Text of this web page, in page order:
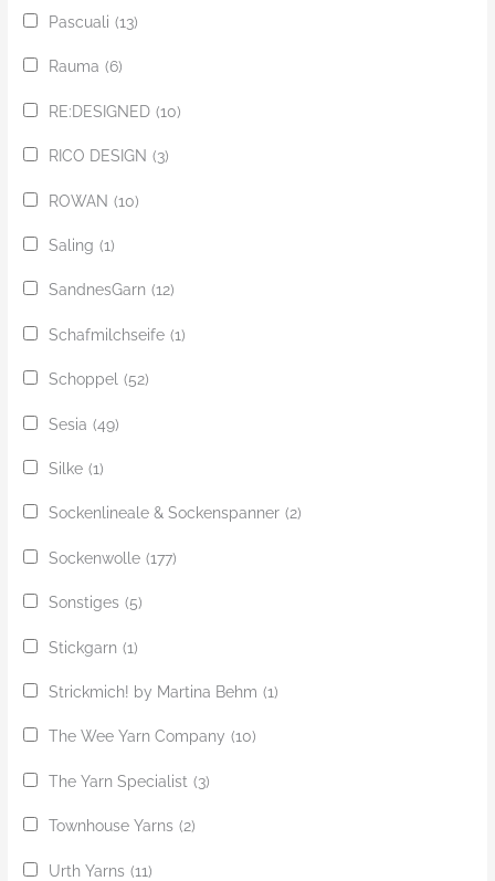
Pascuali (13)
Rauma (6)
RE:DESIGNED (10)
RICO DESIGN (3)
ROWAN (10)
Saling (1)
SandnesGarn (12)
Schafmilchseife (1)
Schoppel (52)
Sesia (49)
Silke (1)
Sockenlineale & Sockenspanner (2)
Sockenwolle (177)
Sonstiges (5)
Stickgarn (1)
Strickmich! by Martina Behm (1)
The Wee Yarn Company (10)
The Yarn Specialist (3)
Townhouse Yarns (2)
Urth Yarns (11)